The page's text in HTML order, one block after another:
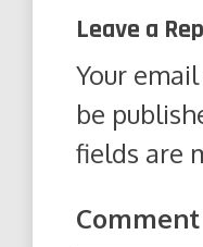
Leave a
Your
be
fields are
Comment